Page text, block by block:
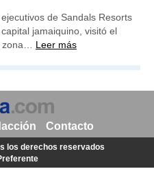
de Sandals Resorts
jamaiquino, visitó el
zona… Leer más
Contacto
los derechos reservados